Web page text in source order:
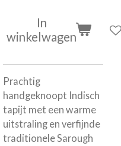
In
winkelwagen
Prachtig
handgeknoopt Indisch
tapijt met een warme
uitstraling en verfijnde
traditionele Sarough